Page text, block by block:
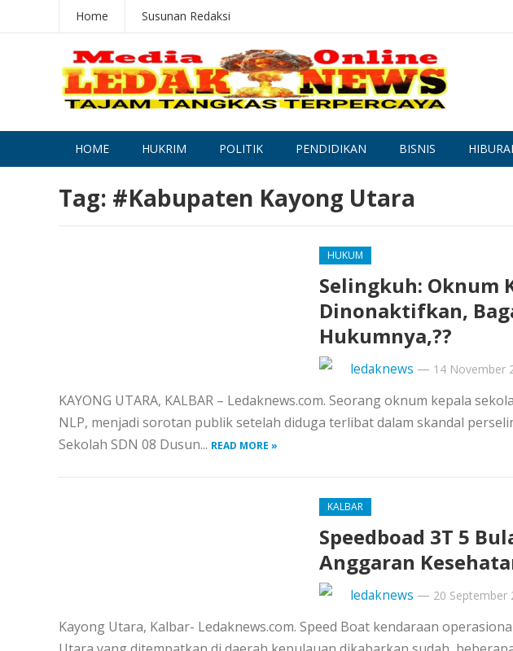
Home Susunan Redaksi
HOME HUKRIM POLITIK PENDIDIKAN BISNIS
Tag: #Kabupaten Kayong Utara
HUKUM
Selingkuh: Oknum
Dinonaktifkan,
Hukumnya,??
ledaknews — 14 November
KAYONG UTARA, KALBAR – Ledaknews.com. Seorang oknum kepala
NLP, menjadi sorotan publik setelah diduga terlibat dalam skandal
Sekolah SDN 08 Dusun... READ MORE »
KALBAR
Speedboad 3T 5
Anggaran
ledaknews — 20 September
Kayong Utara, Kalbar- Ledaknews.com. Speed Boat kendaraan